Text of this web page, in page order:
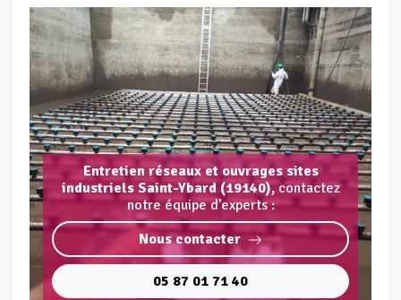
Entretien réseaux et ouvrages sites
industriels Saint-Ybard (19140),contactez
notre équipe d'experts :
Nous contacter
05 87 01 71 40